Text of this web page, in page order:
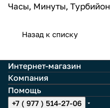
Часы, Минуты, Турбийон
Назад к списку
Интернет-магазин
Компания
Помощь
+7 ( 977 ) 514-27-06